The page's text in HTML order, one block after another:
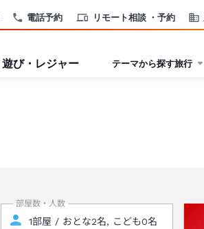
電話予約 リモート相談 ・予約
遊び・レジャー テーマから探す旅行
部屋数・人数